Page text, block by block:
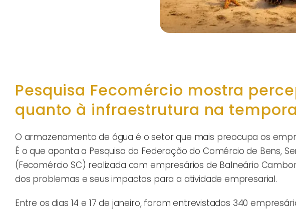
Pesquisa Fecomércio mostra
quanto à infraestrutura na
O armazenamento de água é o setor que mais preocupa os
É o que aponta a Pesquisa da Federação do Comércio de Bens,
(Fecomércio SC) realizada com empresários de Balneário
dos problemas e seus impactos para a atividade empresarial.
Entre os dias 14 e 17 de janeiro, foram entrevistados 340